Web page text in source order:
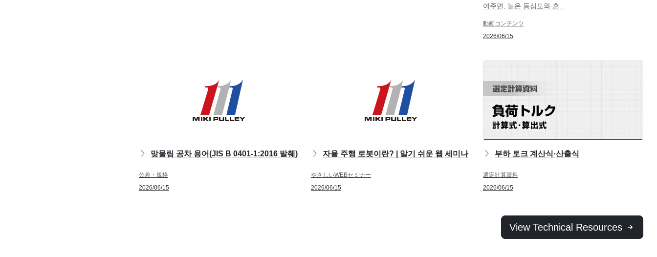
여주면, 높은 동심도와 흔...
動画コンテンツ
2026/06/15
맞물림 공차 용어(JIS B 0401-1:2016 발췌)
公差・規格
2026/06/15
자율 주행 로봇이란? | 알기 쉬운 웹 세미나
やさしいWEBセミナー
2026/06/15
부하 토크 계산식·산출식
選定計算資料
2026/06/15
View Technical Resources